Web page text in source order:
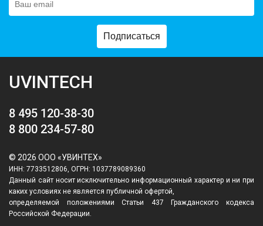
Подписаться
UVINTECH
8 495 120-38-30
8 800 234-57-80
© 2026 ООО «УВИНТЕХ»
ИНН: 7733512806, ОГРН: 1037789089360
Данный сайт носит исключительно информационный характер и ни при
каких условиях не является публичной офертой,
определяемой положениями Статьи 437 Гражданского кодекса
Российской Федерации.